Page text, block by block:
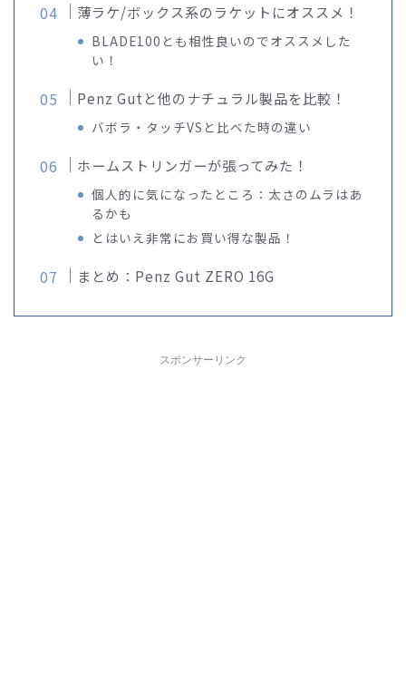
薄ラケ/ボックス系のラケットにオススメ！
BLADE100とも相性良いのでオススメした
い！
Penz Gutと他のナチュラル製品を比較！
バボラ・タッチVSと比べた時の違い
ホームストリンガーが張ってみた！
個人的に気になったところ：太さのムラはあ
るかも
とはいえ非常にお買い得な製品！
まとめ：Penz Gut ZERO 16G
スポンサーリンク